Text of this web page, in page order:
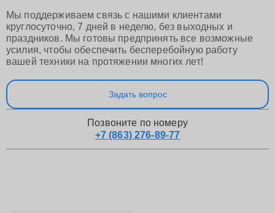
Мы поддерживаем связь с нашими клиентами
круглосуточно, 7 дней в неделю, без выходных и
праздников. Мы готовы предпринять все возможные
усилия, чтобы обеспечить бесперебойную работу
вашей техники на протяжении многих лет!
Задать вопрос
Позвоните по номеру
+7 (863) 276-89-77